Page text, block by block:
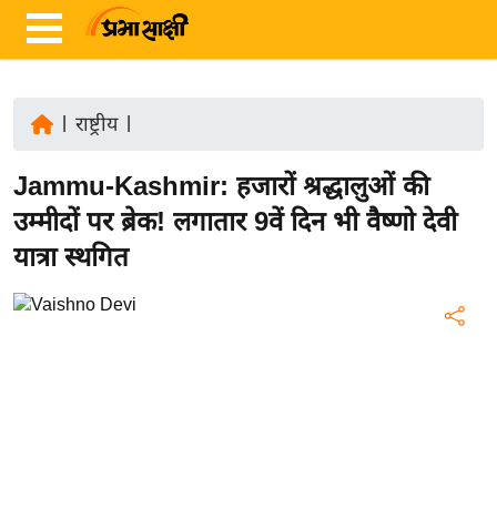
ज़ा
ख
र
रा
राष्ट्रीय|
Jammu-Kashmir: हजारों श्रद्धालुओं की
उम्मीदों पर ब्रेक! लगातार 9वें दिन भी वैष्णो देवी
यात्रा स्थगित